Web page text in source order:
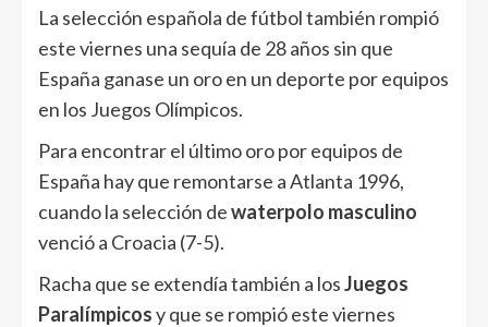
La selección española de fútbol también rompió
este viernes una sequía de 28 años sin que
España ganase un oro en un deporte por equipos
en los Juegos Olímpicos.
Para encontrar el último oro por equipos de
España hay que remontarse a Atlanta 1996,
cuando la selección dewaterpolo masculino
venció a Croacia (7-5).
Racha que se extendía también a losJuegos
Paralímpicosy que se rompió este viernes